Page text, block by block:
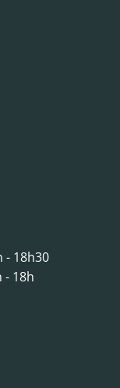
- 18h30
- 18h